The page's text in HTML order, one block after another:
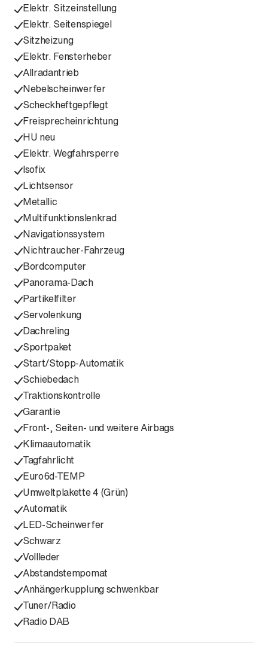
Elektr. Sitzeinstellung
Elektr. Seitenspiegel
Sitzheizung
Elektr. Fensterheber
Allradantrieb
Nebelscheinwerfer
Scheckheftgepflegt
Freisprecheinrichtung
HU neu
Elektr. Wegfahrsperre
Isofix
Lichtsensor
Metallic
Multifunktionslenkrad
Navigationssystem
Nichtraucher-Fahrzeug
Bordcomputer
Panorama-Dach
Partikelfilter
Servolenkung
Dachreling
Sportpaket
Start/Stopp-Automatik
Schiebedach
Traktionskontrolle
Garantie
Front-, Seiten- und weitere Airbags
Klimaautomatik
Tagfahrlicht
Euro6d-TEMP
Umweltplakette 4 (Grün)
Automatik
LED-Scheinwerfer
Schwarz
Vollleder
Abstandstempomat
Anhängerkupplung schwenkbar
Tuner/Radio
Radio DAB